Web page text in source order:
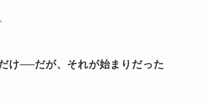
け──だが、それが始まりだった